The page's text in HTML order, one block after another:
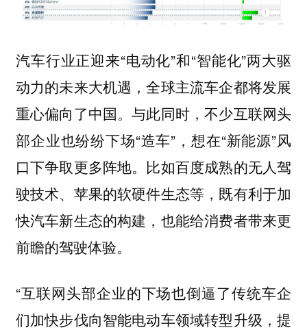
汽车行业正迎来“电动化”和“智能化”两大驱
动力的未来大机遇，全球主流车企都将发展
重心偏向了中国。与此同时，不少互联网头
部企业也纷纷下场“造车”，想在“新能源”风
口下争取更多阵地。比如百度成熟的无人驾
驶技术、苹果的软硬件生态等，既有利于加
快汽车新生态的构建，也能给消费者带来更
前瞻的驾驶体验。
“互联网头部企业的下场也倒逼了传统车企
们加快步伐向智能电动车领域转型升级，提